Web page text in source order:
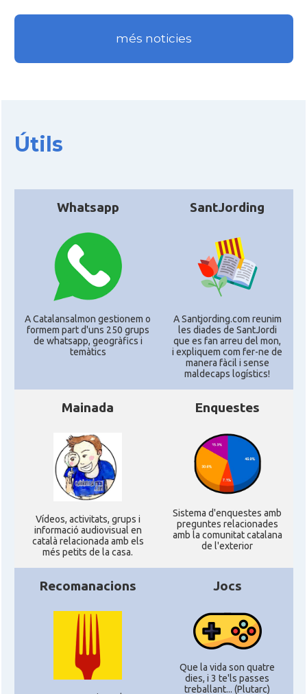
més noticies
Útils
Whatsapp
A Catalansalmon gestionem o
formem part d'uns 250 grups
de whatsapp, geogràfics i
temàtics
SantJording
A Santjording.com reunim
les diades de SantJordi
que es fan arreu del mon,
i expliquem com fer-ne de
manera fàcil i sense
maldecaps logí­stics!
Mainada
Ví­deos, activitats, grups i
informació audiovisual en
català relacionada amb els
més petits de la casa.
Enquestes
Sistema d'enquestes amb
preguntes relacionades
amb la comunitat catalana
de l'exterior
Recomanacions Jocs
Que la vida son quatre
dies, i 3 te'ls passes
treballant... (Plutarc)